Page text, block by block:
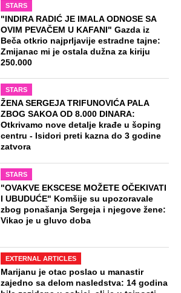
STARS
"INDIRA RADIĆ JE IMALA ODNOSE SA
OVIM PEVAČEM U KAFANI" Gazda iz
Beča otkrio najprljavije estradne tajne:
Zmijanac mi je ostala dužna za kiriju
250.000
STARS
ŽENA SERGEJA TRIFUNOVIĆA PALA
ZBOG SAKOA OD 8.000 DINARA:
Otkrivamo nove detalje krađe u šoping
centru - Isidori preti kazna do 3 godine
zatvora
STARS
"OVAKVE EKSCESE MOŽETE OČEKIVATI
I UBUDUĆE" Komšije su upozoravale
zbog ponašanja Sergeja i njegove žene:
Vikao je u gluvo doba
EXTERNAL ARTICLES
Marijanu je otac poslao u manastir
zajedno sa delom nasledstva: 14 godina